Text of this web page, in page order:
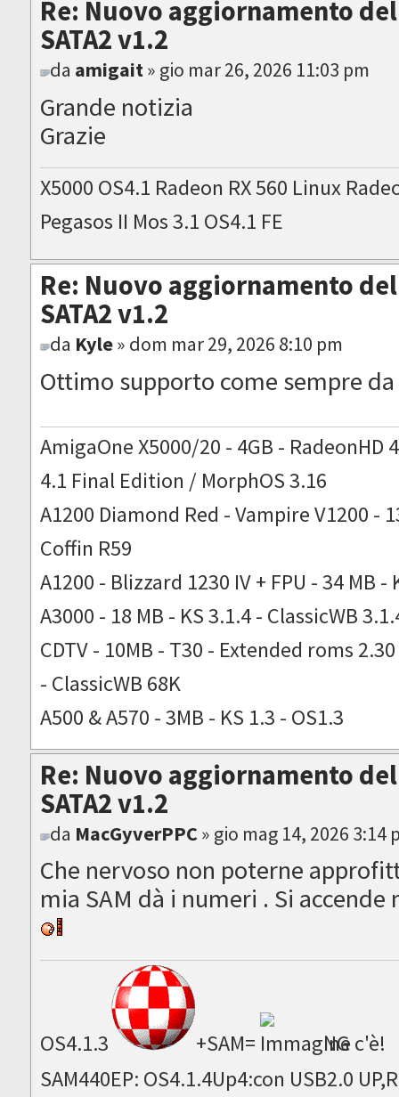
Re: Nuovo aggiornamento
SATA2 v1.2
da amigait» gio mar 26, 2026 11:03 pm
Grande notizia
Grazie
X5000 OS4.1 Radeon RX 560 Linux
Pegasos II Mos 3.1 OS4.1 FE
Re: Nuovo aggiornamento
SATA2 v1.2
da Kyle» dom mar 29, 2026 8:10 pm
Ottimo supporto come sempre
AmigaOne X5000/20 - 4GB - RadeonHD
4.1 Final Edition / MorphOS 3.16
A1200 Diamond Red - Vampire V1200 -
Coffin R59
A1200 - Blizzard 1230 IV + FPU - 34 MB -
A3000 - 18 MB - KS 3.1.4 - ClassicWB
CDTV - 10MB - T30 - Extended roms
- ClassicWB 68K
A500 & A570 - 3MB - KS 1.3 - OS1.3
Re: Nuovo aggiornamento
SATA2 v1.2
da MacGyverPPC » gio mag 14, 2026 3:14
Che nervoso non poterne
mia SAM dà i numeri . Si
OS4.1.3 +SAM=
NG c'è!
SAM440EP: OS4.1.4Up4:con USB2.0